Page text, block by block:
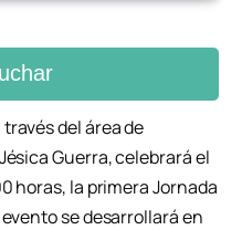
del área de
Guerra, celebrará el
horas, la primera Jornada
se desarrollará en